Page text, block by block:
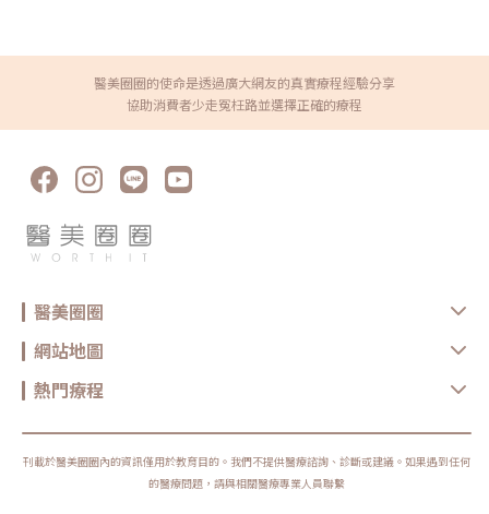
wcB[2] 資料來源：https://www.gii.tw/report/sky1321969-global-
hyaluronic-acid-market-size-share-growth.html
力下降。常見策略： 玻尿酸微量填補：針對「凹陷線」做精準平整，是這
理膚質與彈性，維持度通常較差；加上緊緻刺激能讓整體更自然、也更耐看
關鍵在「少量、多點、分層」：頸部皮膚薄，填補太多反而容易不自然，必
須靠醫師技術拿捏3.垂直動態紋型：說話、用力、吞嚥時更明顯外觀特徵：
紋路偏垂直或斜向 放鬆時不一定很深，但做表情、說話或用力時變明顯 常
造成的動態紋路與線條感。常見策略： 肉毒桿菌：重點是「放鬆過度牽
動」，讓動態紋路不再那麼容易被拉出來 搭配能量治療（電波/音波）：若
同時有鬆弛或膚質問題，單做肉毒可能只能改善動態，外觀仍不夠平整評估
4.鬆弛型老化：紋路之外，整體下垂更明顯外觀特徵： 不只看到紋路，整體
會覺得「頸部皮膚鬆、線條垮」 常合併下顎緣不清楚、火雞脖感、頸部輪
廓變厚 有時你以為是「紋」，其實是鬆弛造成的皮膚堆疊常見成因：皮膚
部輪廓，而非單條紋路。適合中度鬆弛、尚有彈性者。 複合式治療（微侵
入）： 若同時存在深水平頸紋，會建議「緊緻＋微量填補」一起進行，讓
當鬆弛程度高、火雞脖明顯、下顎線幾乎消失時，非侵入式療程通常只能局
部改善，未必能達到期待效果。此時應由醫師評估是否適合進行俗稱的「天
生頸紋比較深怎麼辦？不是你保養不夠，而是結構一開始就不同部分人群其
實從年輕時頸部就有明顯紋路，無論怎麼保濕、防曬、少低頭，頸紋依舊存
是結構本來就不同。所謂「天生型頸紋」，多半與以下幾個因素有關： 皮
膚結構較薄、支撐力不足：膠原與彈力網絡密度天生偏低，即使年紀不大，
也容易形成固定摺痕。 頸部活動角度大：有些人頸部活動度高，轉頭、低
頭幅度本來就大，皮膚長期在同一條線反覆折疊。 骨架與脂肪分布差異：
醫美圈圈的使命是透過廣大網友的真實療程經驗分享
協助消費者少走冤枉路並選擇正確的療程
醫美圈圈
網站地圖
熱門療程
刊載於醫美圈圈內的資訊僅用於教育目的。我們不提供醫療諮詢、診斷或建議。如果遇到任何
的醫療問題，請與相關醫療專業人員聯繫